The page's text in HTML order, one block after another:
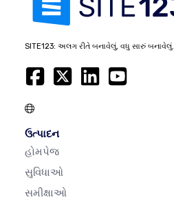
SITE123: અલગ રીતે બનાવેલું, વધુ સારું બનાવેલું.
ઉત્પાદન
હોમપેજ
સુવિધાઓ
સમીક્ષાઓ